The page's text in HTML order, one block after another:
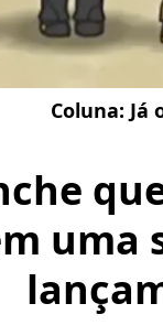
Coluna: Já
uma